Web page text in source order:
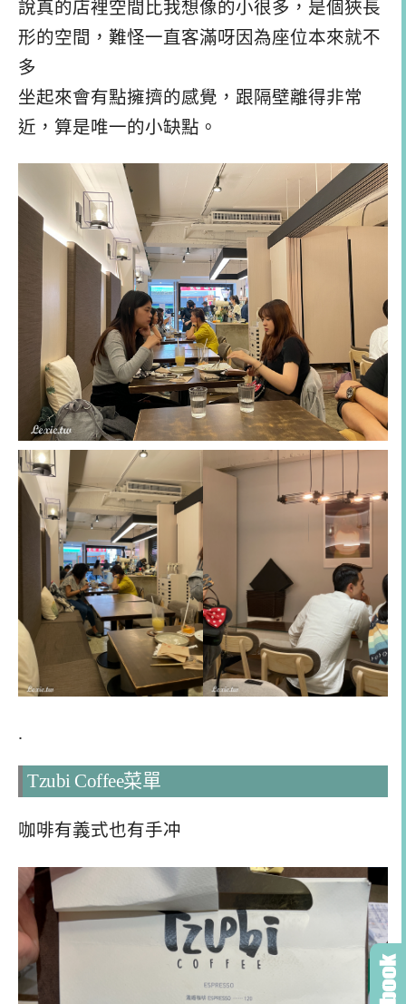
說真的店裡空間比我想像的小很多，是個狹長
形的空間，難怪一直客滿呀因為座位本來就不
多
坐起來會有點擁擠的感覺，跟隔壁離得非常
近，算是唯一的小缺點。
.
Tzubi Coffee菜單
咖啡有義式也有手冲